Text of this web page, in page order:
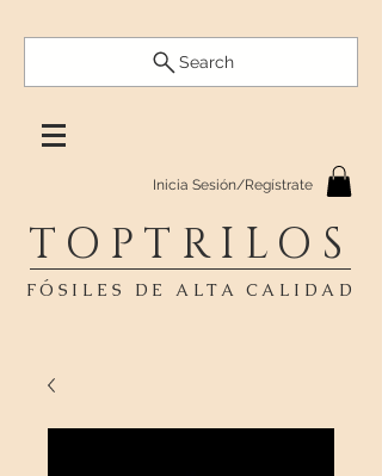
Search
Inicia Sesión/Regístrate
TOPTRILOS
FÓSILES DE ALTA CALIDAD